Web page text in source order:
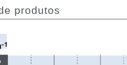
produtos